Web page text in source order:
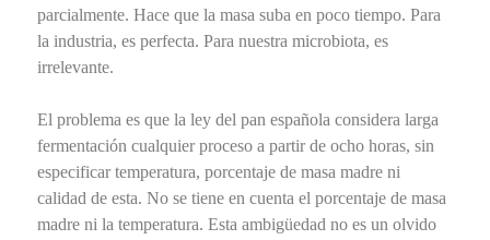
parcialmente. Hace que la masa suba en poco tiempo. Para
la industria, es perfecta. Para nuestra microbiota, es
irrelevante.
El problema es que la ley del pan española considera larga
fermentación cualquier proceso a partir de ocho horas, sin
especificar temperatura, porcentaje de masa madre ni
calidad de esta. No se tiene en cuenta el porcentaje de masa
madre ni la temperatura. Esta ambigüedad no es un olvido